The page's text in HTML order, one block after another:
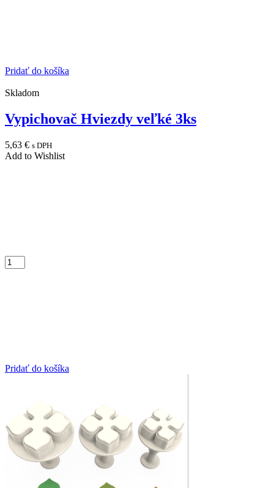
Pridať do košíka
Skladom
Vypichovač Hviezdy veľké 3ks
5,63 € s DPH
Add to Wishlist
Pridať do košíka